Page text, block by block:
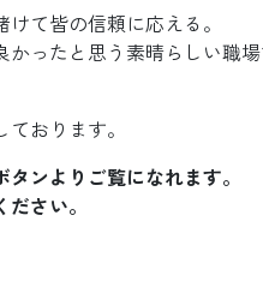
て皆の信頼に応える。
ったと思う素晴らしい職
おります。
ンよりご覧になれます。
さい。